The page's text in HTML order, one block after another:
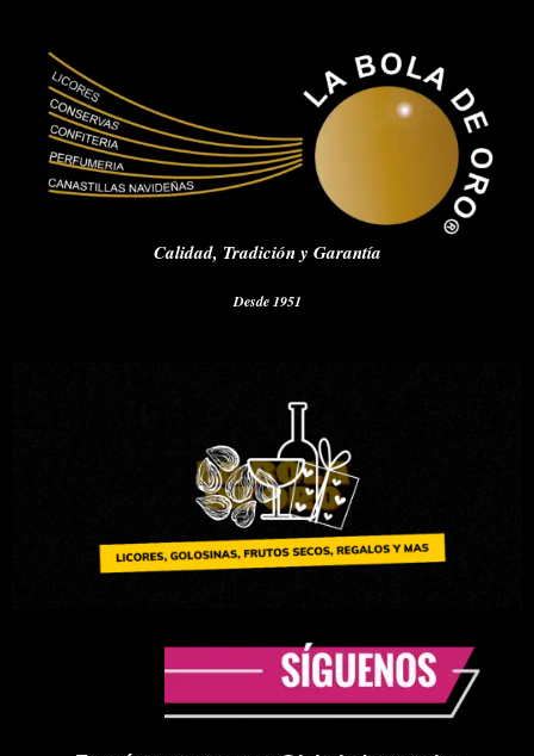
Calidad, Tradición y Garantía
Desde 1951